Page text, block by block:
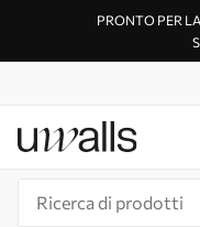
PRONTO PER